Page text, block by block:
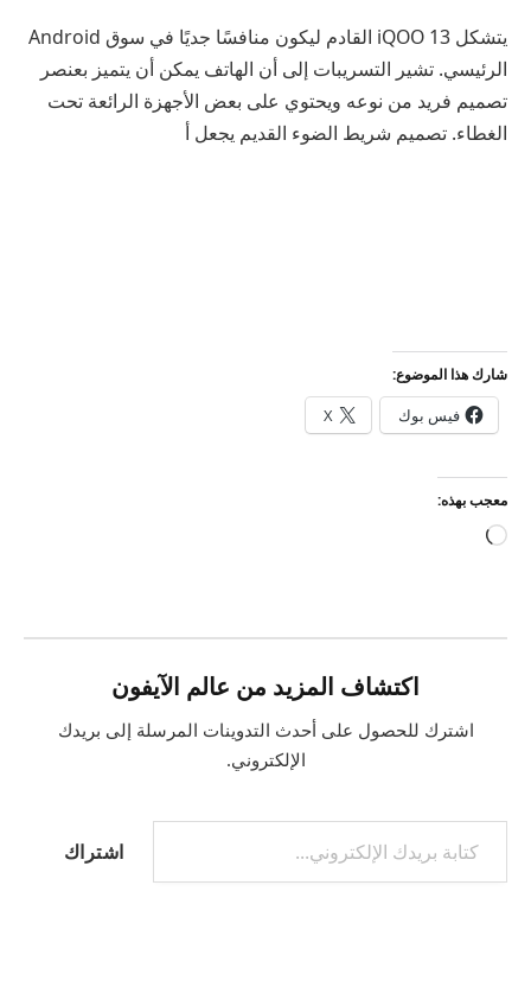
يتشكل iQOO 13 القادم ليكون منافسًا جديًا في سوق Android
الرئيسي. تشير التسريبات إلى أن الهاتف يمكن أن يتميز بعنصر
تصميم فريد من نوعه ويحتوي على بعض الأجهزة الرائعة تحت
الغطاء. تصميم شريط الضوء القديم يجعل أ
شارك هذا الموضوع:
فيس بوك X
معجب بهذه:
جاري
اكتشاف المزيد من عالم الآيفون
اشترك للحصول على أحدث التدوينات المرسلة إلى بريدك
الإلكتروني.
كتابة بريدك الإلكتروني...
اشتراك